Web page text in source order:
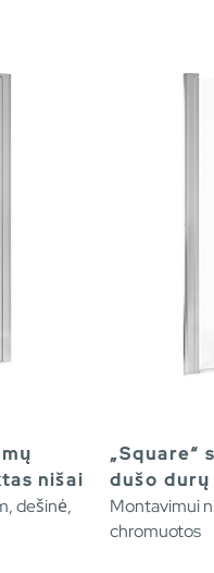
nišai
dešinė,
„Square“
dušo
Montavimui
chromuotos